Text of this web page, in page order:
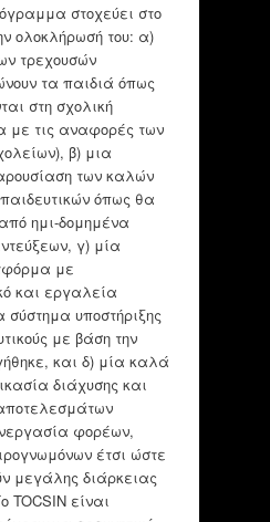
στοχεύει στο
ολοκλήρωσή του: α)
τρεχουσών
τα παιδιά όπως
στη σχολική
με τις αναφορές των
β) μια
των καλών
όπως θα
ημι-δομημένα
γ) μία
με
και εργαλεία
υποστήριξης
με βάση την
και δ) μία καλά
διάχυσης και
φορέων,
έτσι ώστε
μεγάλης διάρκειας
είναι